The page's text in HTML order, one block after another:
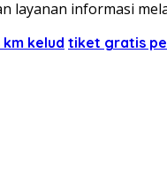
informasi
kelud tiket gratis